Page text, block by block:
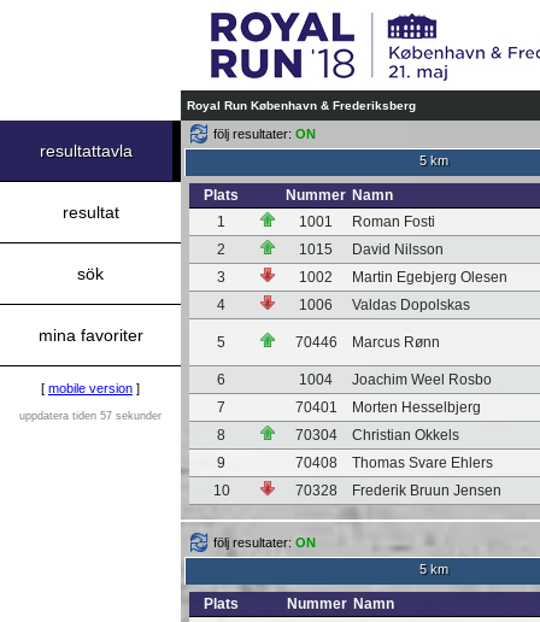
Royal Run København & Frederiksberg
resultattavla
resultat
sök
mina favoriter
[ mobile version ]
uppdatera tiden 57 sekunder
följ resultater: ON
5 km
Plats Nummer Namn
1
1001
Roman Fosti
2
1015
David Nilsson
3
1002
Martin Egebjerg Olesen
4
1006 Valdas Dopolskas
5 70446 Marcus Rønn
6 1004
Joachim Weel Rosbo
7
70401
Morten Hesselbjerg
8
70304
Christian Okkels
9
70408
Thomas Svare Ehlers
10
70328 Frederik Bruun Jensen
följ resultater: ON
5 km
Plats Nummer Namn